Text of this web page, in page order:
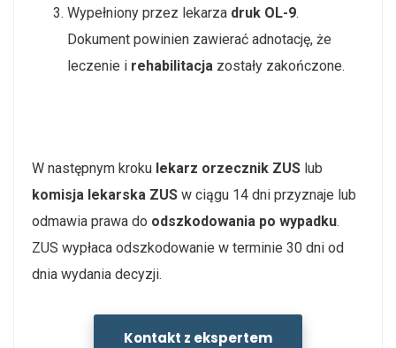
Wypełniony przez lekarza druk OL-9.
Dokument powinien zawierać adnotację, że
leczenie i rehabilitacja zostały zakończone.
W następnym kroku lekarz orzecznik ZUS lub
komisja lekarska ZUS w ciągu 14 dni przyznaje lub
odmawia prawa do odszkodowania po wypadku.
ZUS wypłaca odszkodowanie w terminie 30 dni od
dnia wydania decyzji.
Kontakt z ekspertem